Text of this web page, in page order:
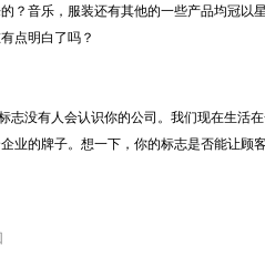
？音乐，服装还有其他的一些产品均冠以
点明白了吗？
没有人会认识你的公司。我们现在生活
业的牌子。想一下，你的标志是否能让顾